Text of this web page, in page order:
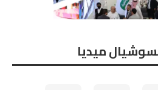
ميديا